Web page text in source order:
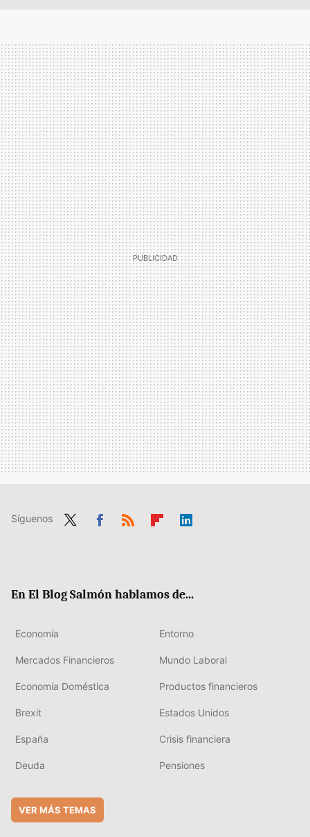
Síguenos
En El Blog Salmón hablamos de...
Economía Entorno
Mercados Financieros Mundo Laboral
Economía Doméstica Productos financieros
Brexit Estados Unidos
España Crisis financiera
Deuda Pensiones
VER MÁS TEMAS